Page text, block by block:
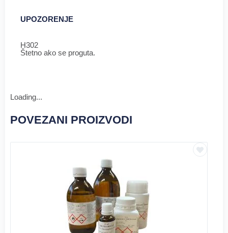
UPOZORENJE
H302
Štetno ako se proguta.
Loading...
POVEZANI PROIZVODI